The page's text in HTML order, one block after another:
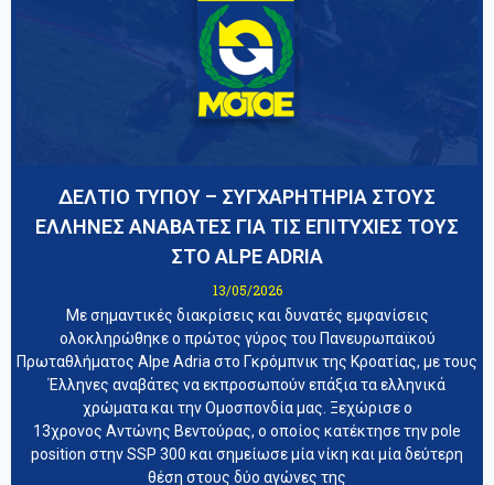
ΔΕΛΤΙΟ ΤΥΠΟΥ – ΣΥΓΧΑΡΗΤΗΡΙΑ ΣΤΟΥΣ
ΕΛΛΗΝΕΣ ΑΝΑΒΑΤΕΣ ΓΙΑ ΤΙΣ ΕΠΙΤΥΧΙΕΣ ΤΟΥΣ
ΣΤΟ ALPE ADRIA
13/05/2026
Με σημαντικές διακρίσεις και δυνατές εμφανίσεις
ολοκληρώθηκε ο πρώτος γύρος του Πανευρωπαϊκού
Πρωταθλήματος Alpe Adria στο Γκρόμπνικ της Κροατίας, με τους
Έλληνες αναβάτες να εκπροσωπούν επάξια τα ελληνικά
χρώματα και την Ομοσπονδία μας. Ξεχώρισε ο
13χρονος Αντώνης Βεντούρας, ο οποίος κατέκτησε την pole
position στην SSP 300 και σημείωσε μία νίκη και μία δεύτερη
θέση στους δύο αγώνες της